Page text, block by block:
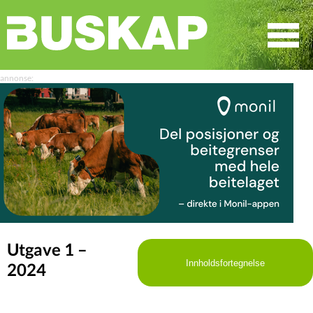
SØK
☰
Utgave 1 –
2024
Innholdsfortegnelse